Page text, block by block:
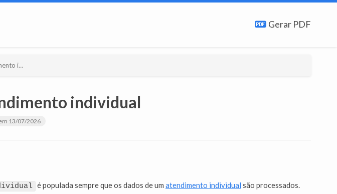
Gerar PDF
individual
13/07/2026
é populada sempre que os dados de um atendimento individual são processados.